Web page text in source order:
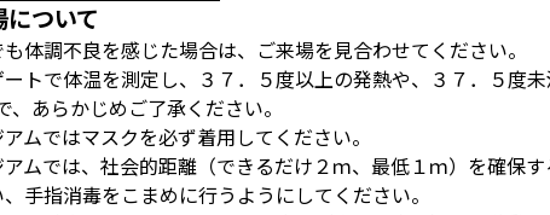
ついて
体調不良を感じた場合は、ご来場を見合わせてください。
トで体温を測定し、３７．５度以上の発熱や、３７．５度
、あらかじめご了承ください。
ムではマスクを必ず着用してください。
ムでは、社会的距離（できるだけ２ｍ、最低１ｍ）を確保
手指消毒をこまめに行うようにしてください。